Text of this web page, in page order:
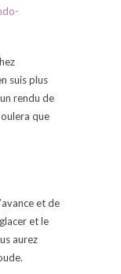
suis plus
rendu de
que
et de
et le
aurez